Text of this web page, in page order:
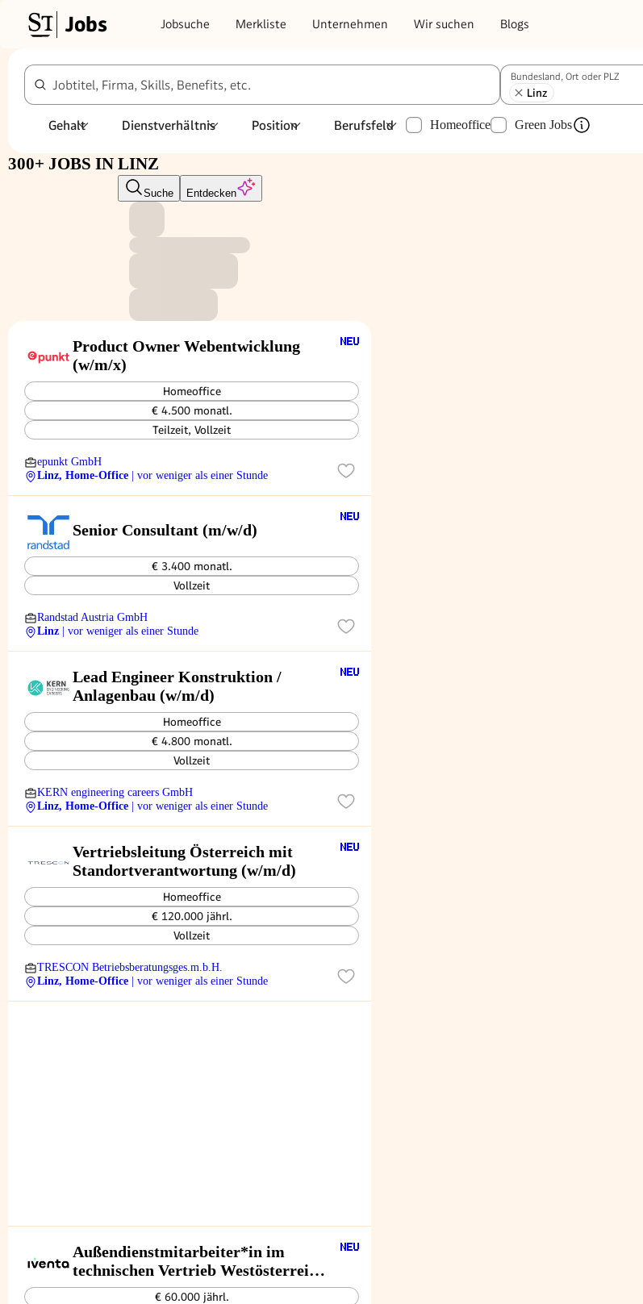
Jobs Jobsuche Merkliste Unternehmen Wir suchen Blogs
Jobtitel, Firma, Skills, Benefits, etc.
Bundesland, Ort oder PLZ
Linz
Gehalt Dienstverhältnis Position Berufsfeld Homeoffice Green Jobs
300+ JOBS IN LINZ
Suche Entdecken
Product Owner Webentwicklung
(w/m/x)
Homeoffice
€ 4.500 monatl.
Teilzeit, Vollzeit
epunkt GmbH
Linz, Home-Office
| vor weniger als einer Stunde
Senior Consultant (m/w/d)
€ 3.400 monatl.
Vollzeit
Randstad Austria GmbH
Linz
| vor weniger als einer Stunde
Lead Engineer Konstruktion /
Anlagenbau (w/m/d)
Homeoffice
€ 4.800 monatl.
Vollzeit
KERN engineering careers GmbH
Linz, Home-Office
| vor weniger als einer Stunde
Vertriebsleitung Österreich mit
Standortverantwortung (w/m/d)
Homeoffice
€ 120.000 jährl.
Vollzeit
TRESCON Betriebsberatungsges.m.b.H.
Linz, Home-Office
| vor weniger als einer Stunde
Außendienstmitarbeiter*in im
technischen Vertrieb Westösterreich
(m/w/d)
€ 60.000 jährl.